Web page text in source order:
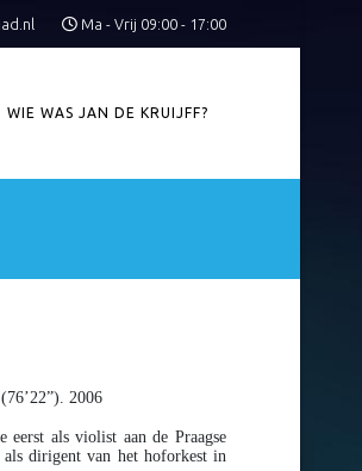
Ma - Vrij 09:00 - 17:00
WIE WAS JAN DE KRUIJFF?
2006
als violist aan de Praagse
dirigent van het hoforkest in